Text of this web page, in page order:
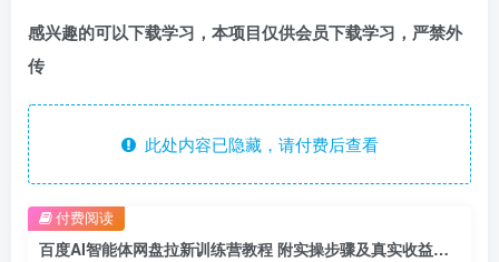
感兴趣的可以下载学习，本项目仅供会员下载学习，严禁外
传
此处内容已隐藏，请付费后查看
百度AI智能体网盘拉新训练营教程 附实操步骤及真实收益案例
付费阅读